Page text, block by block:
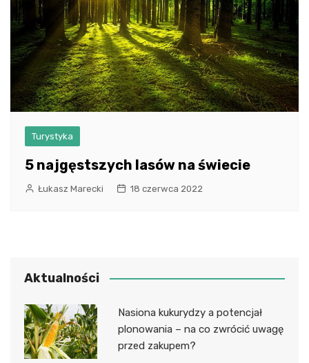
Turystyka
5 najgęstszych lasów na świecie
Łukasz Marecki 18 czerwca 2022
Aktualności
Nasiona kukurydzy a potencjał
plonowania – na co zwrócić uwagę
przed zakupem?